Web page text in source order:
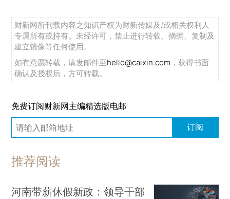
财新网所刊载内容之知识产权为财新传媒及/或相关权利人
专属所有或持有。未经许可，禁止进行转载、摘编、复制及
建立镜像等任何使用。
如有意愿转载，请发邮件至hello@caixin.com ，获得书面
确认及授权后，方可转载。
免费订阅财新网主编精选版电邮
订阅
推荐阅读
河南带薪休假新政：领导干部